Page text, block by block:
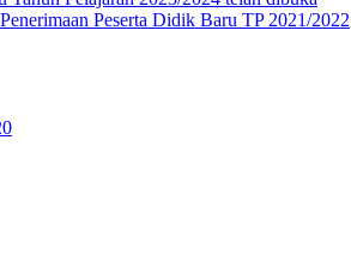
Peserta Didik Baru TP 2021/2022